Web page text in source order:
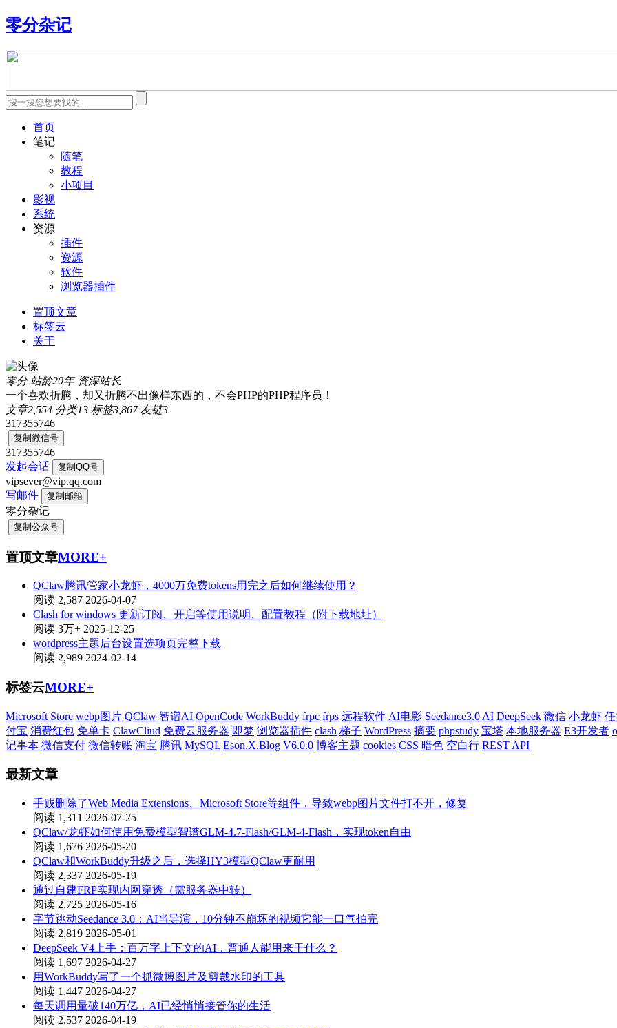
零分杂记
首页
笔记
随笔
教程
小项目
影视
系统
资源
插件
资源
软件
浏览器插件
置顶文章
标签云
关于
零分 站龄20年 资深站长
一个喜欢折腾，却又折腾不出像样东西的，不会PHP的PHP程序员！
文章2,554 分类13 标签3,867 友链3
317355746
复制微信号
317355746
发起会话
复制QQ号
vipsever@vip.qq.com
写邮件
复制邮箱
零分杂记
复制公众号
置顶文章MORE+
QClaw腾讯管家小龙虾，4000万免费tokens用完之后如何继续使用？
阅读 2,587 2026-04-07
Clash for windows 更新订阅、开启等使用说明、配置教程（附下载地址）
阅读 3万+ 2025-12-25
wordpress主题后台设置选项页完整下载
阅读 2,989 2024-02-14
标签云MORE+
Microsoft Store webp图片 QClaw 智谱AI OpenCode WorkBuddy frpc frps 远程软件 AI电影 Seedance3.0 AI DeepSeek 微信 小龙虾
付宝 消费红包 免单卡 ClawCliud 免费云服务器 即梦 浏览器插件 clash 梯子 WordPress 摘要 phpstudy 宝塔 本地服务器 E3开发者
记事本 微信支付 微信转账 淘宝 腾讯 MySQL Eson.X.Blog V6.0.0 博客主题 cookies CSS 暗色 空白行 REST API
最新文章
手贱删除了Web Media Extensions、Microsoft Store等组件，导致webp图片文件打不开，修复
阅读 1,311 2026-07-25
QClaw/龙虾如何使用免费模型智谱GLM-4.7-Flash/GLM-4-Flash，实现token自由
阅读 1,676 2026-05-20
QClaw和WorkBuddy升级之后，选择HY3模型QClaw更耐用
阅读 2,337 2026-05-19
通过自建FRP实现内网穿透（需服务器中转）
阅读 2,725 2026-05-16
字节跳动Seedance 3.0：AI当导演，10分钟不崩坏的视频它能一口气拍完
阅读 2,819 2026-05-01
DeepSeek V4上手：百万字上下文的AI，普通人能用来干什么？
阅读 1,697 2026-04-27
用WorkBuddy写了一个抓微博图片及剪裁水印的工具
阅读 1,447 2026-04-27
每天调用量破140万亿，AI已经悄悄接管你的生活
阅读 2,537 2026-04-19